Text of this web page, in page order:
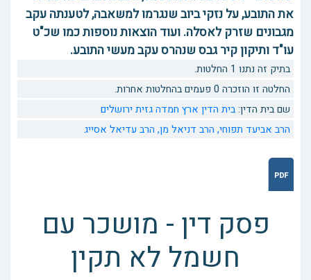
את התובע, על נזקי ביוב שנגרמו למשאבה, לטענתה עקב
מגבונים שזרק לאסלה. ועוד הוצאות נוספות כמו שכ"ט
עו"ד ותיקון קיר גבס שנהרס עקב מעשי התובע.
בתיק זה נתנו 1 החלטות.
החלטה זו הוזכרה 0 פעמים בהחלטות אחרות.
שם בית הדין:בית הדין ארץ חמדה גזית ירושלים
הרב אביעד תפוחי, הרב דניאל מן, הרב עדיאל אסייג
פסק דין - מושכר עם
חשמל לא תקין